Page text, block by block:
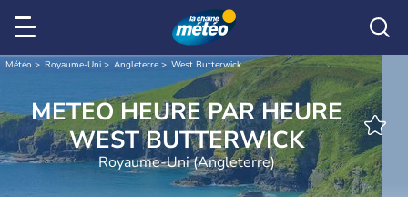
Météo Royaume-Uni Angleterre West Butterwick
METEO HEURE PAR HEURE
WEST BUTTERWICK
Royaume-Uni (Angleterre)